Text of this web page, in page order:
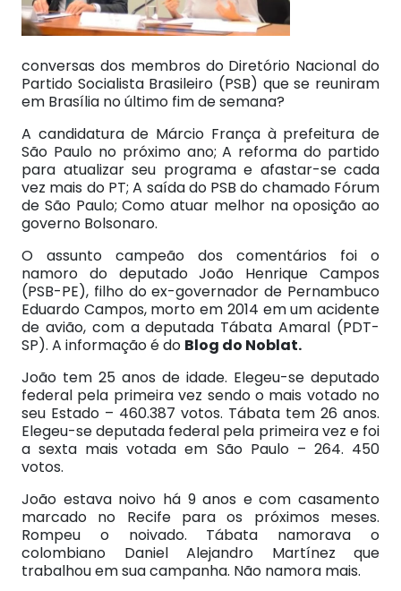
conversas dos membros do Diretório Nacional do
Partido Socialista Brasileiro (PSB) que se reuniram
em Brasília no último fim de semana?
A candidatura de Márcio França à prefeitura de
São Paulo no próximo ano; A reforma do partido
para atualizar seu programa e afastar-se cada
vez mais do PT; A saída do PSB do chamado Fórum
de São Paulo; Como atuar melhor na oposição ao
governo Bolsonaro.
O assunto campeão dos comentários foi o
namoro do deputado João Henrique Campos
(PSB-PE), filho do ex-governador de Pernambuco
Eduardo Campos, morto em 2014 em um acidente
de avião, com a deputada Tábata Amaral (PDT-
SP). A informação é do Blog do Noblat.
João tem 25 anos de idade. Elegeu-se deputado
federal pela primeira vez sendo o mais votado no
seu Estado – 460.387 votos. Tábata tem 26 anos.
Elegeu-se deputada federal pela primeira vez e foi
a sexta mais votada em São Paulo – 264. 450
votos.
João estava noivo há 9 anos e com casamento
marcado no Recife para os próximos meses.
Rompeu o noivado. Tábata namorava o
colombiano Daniel Alejandro Martínez que
trabalhou em sua campanha. Não namora mais.